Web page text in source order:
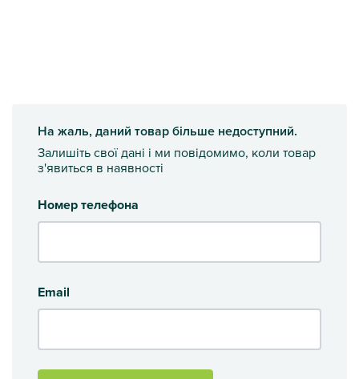
На жаль, даний товар більше недоступний.
Залишіть свої дані і ми повідомимо, коли товар
з'явиться в наявності
Номер телефона
Email